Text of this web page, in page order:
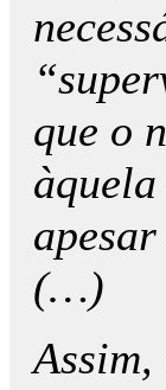
que o
(…)
Assim,